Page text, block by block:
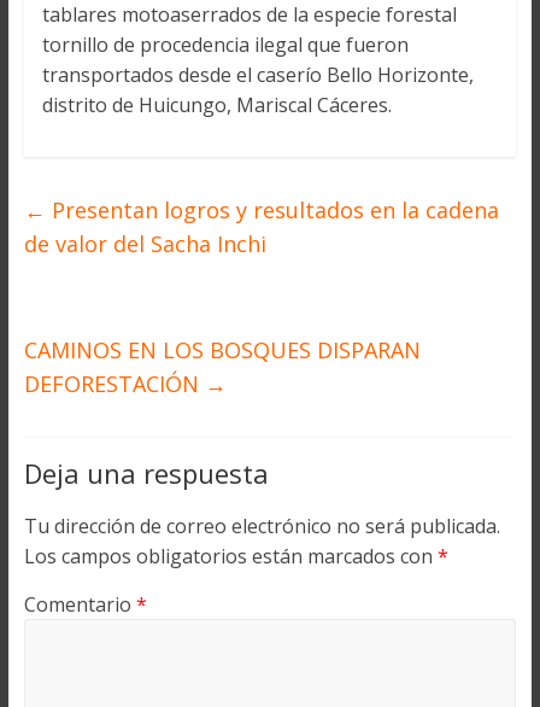
tablares motoaserrados de la especie forestal
tornillo de procedencia ilegal que fueron
transportados desde el caserío Bello Horizonte,
distrito de Huicungo, Mariscal Cáceres.
← Presentan logros y resultados en la cadena
de valor del Sacha Inchi
CAMINOS EN LOS BOSQUES DISPARAN
DEFORESTACIÓN →
Deja una respuesta
Tu dirección de correo electrónico no será publicada.
Los campos obligatorios están marcados con *
Comentario *